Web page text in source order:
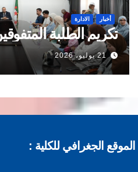
أخبار الادارة
تكريم الطلبة المتفوقين
21 يوليو، 2026
الجغرافي للكلية :